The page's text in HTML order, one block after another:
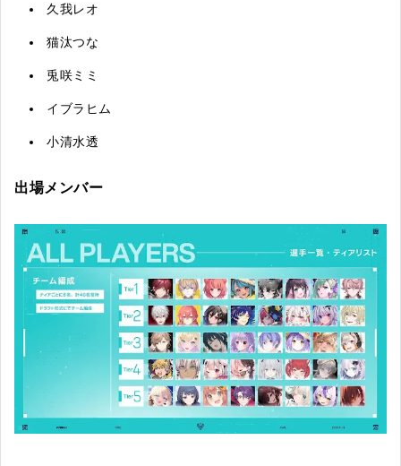
久我レオ
猫汰つな
兎咲ミミ
イブラヒム
小清水透
出場メンバー